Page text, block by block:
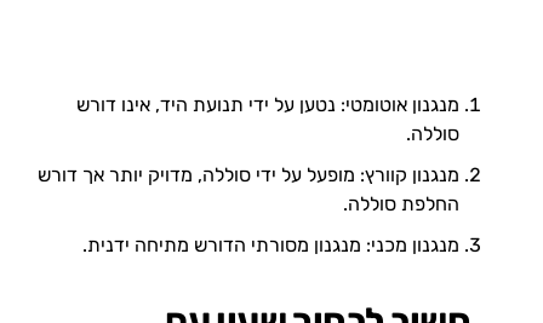
מנגנון אוטומטי: נטען על ידי תנועת היד, אינו דורש
סוללה.
מנגנון קוורץ: מופעל על ידי סוללה, מדויק יותר אך דורש
החלפת סוללה.
מנגנון מכני: מנגנון מסורתי הדורש מתיחה ידנית.